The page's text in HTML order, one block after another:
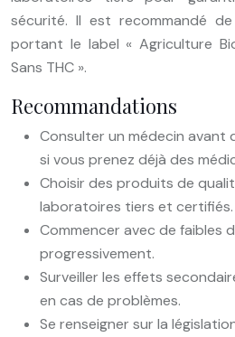
sécurité. Il est recommandé
portant le label « Agriculture
Sans THC ».
Recommandations
Consulter un médecin avant
si vous prenez déjà des
Choisir des produits de
laboratoires tiers et certifiés.
Commencer avec de faibles
progressivement.
Surveiller les effets
en cas de problèmes.
Se renseigner sur la